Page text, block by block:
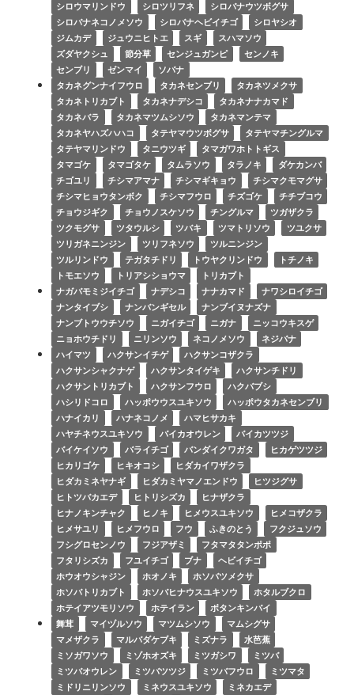
シロウマリンドウ シロツリフネ
シロバナウツボグサ
シロバナネコノメソウ
シロバナヘビイチゴ
シロヤシオ
ジムカデ
ジュウニヒトエ スギ
スハマソウ
ズダヤクシュ
節分草 センジュガンピ
センノキ
センブリ
ゼンマイ
ソバナ
タカネグンナイフウロ
タカネセンブリ
タカネツメクサ
タカネトリカブト
タカネナデシコ
タカネナナカマド
タカネバラ
タカネマツムシソウ
タカネマンテマ
タカネヤハズハハコ
タテヤマウツボグサ
タテヤマチングルマ
タテヤマリンドウ
タニウツギ
タマガワホトトギス
タマゴケ
タマゴタケ タムラソウ タラノキ
ダケカンバ
チゴユリ
チシマアマナ チシマギキョウ
チシマクモマグサ
チシマヒョウタンボク
チシマフウロ チズゴケ
チチブコウ
チョウジギク
チョウノスケソウ チングルマ
ツガザクラ
ツクモグサ
ツタウルシ ツバキ ツマトリソウ
ツユクサ
ツリガネニンジン
ツリフネソウ
ツルニンジン
ツルリンドウ
テガタチドリ トウヤクリンドウ
トチノキ
トモエソウ
トリアシショウマ
トリカブト
ナガバモミジイチゴ
ナデシコ ナナカマド
ナワシロイチゴ
ナンタイブシ
ナンバンギセル
ナンブイヌナズナ
ナンブトウウチソウ
ニガイチゴ ニガナ
ニッコウキスゲ
ニョホウチドリ
ニリンソウ ネコノメソウ
ネジバナ
ハイマツ
ハクサンイチゲ
ハクサンコザクラ
ハクサンシャクナゲ
ハクサンタイゲキ
ハクサンチドリ
ハクサントリカブト
ハクサンフウロ
ハクバブシ
ハシリドコロ
ハッポウウスユキソウ
ハッポウタカネセンブリ
ハナイカリ
ハナネコノメ
ハマヒサカキ
ハヤチネウスユキソウ
バイカオウレン
バイカツツジ
バイケイソウ
バライチゴ バンダイクワガタ
ヒカゲツツジ
ヒカリゴケ
ヒキオコシ
ヒダカイワザクラ
ヒダカミネヤナギ
ヒダカミヤマノエンドウ
ヒツジグサ
ヒトツバカエデ
ヒトリシズカ
ヒナザクラ
ヒナノキンチャク
ヒノキ ヒメウスユキソウ
ヒメコザクラ
ヒメサユリ
ヒメフウロ フウ ふきのとう
フクジュソウ
フシグロセンノウ
フジアザミ
フタマタタンポポ
フタリシズカ
フユイチゴ ブナ
ヘビイチゴ
ホウオウシャジン
ホオノキ
ホソバツメクサ
ホソバトリカブト
ホソバヒナウスユキソウ
ホタルブクロ
ホテイアツモリソウ
ホテイラン
ボタンキンバイ
舞茸
マイヅルソウ マツムシソウ
マムシグサ
マメザクラ
マルバダケブキ ミズナラ
水芭蕉
ミソガワソウ
ミゾホオズキ ミツガシワ
ミツバ
ミツバオウレン
ミツバツツジ ミツバフウロ
ミツマタ
ミドリニリンソウ
ミネウスユキソウ
ミネカエデ